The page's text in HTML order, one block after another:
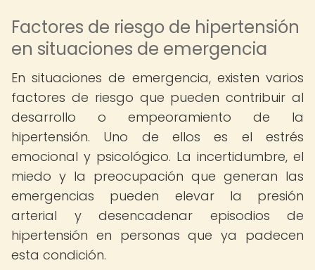
Factores de riesgo de hipertensión
en situaciones de emergencia
En situaciones de emergencia, existen varios
factores de riesgo que pueden contribuir al
desarrollo o empeoramiento de la
hipertensión. Uno de ellos es el estrés
emocional y psicológico. La incertidumbre, el
miedo y la preocupación que generan las
emergencias pueden elevar la presión
arterial y desencadenar episodios de
hipertensión en personas que ya padecen
esta condición.